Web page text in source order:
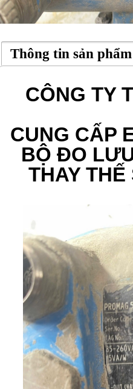
Thông tin sản phẩm
CÔNG TY
CUNG CẤP
BỘ ĐO
THAY